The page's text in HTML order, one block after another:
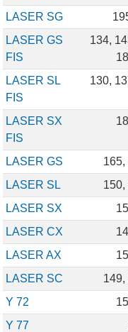
LASER SG
LASER GS
FIS
134,
LASER SL
FIS
130,
LASER SX
FIS
LASER GS 165,
LASER SL
150,
LASER SX
LASER CX
LASER AX
LASER SC
149,
Y 72
Y 77